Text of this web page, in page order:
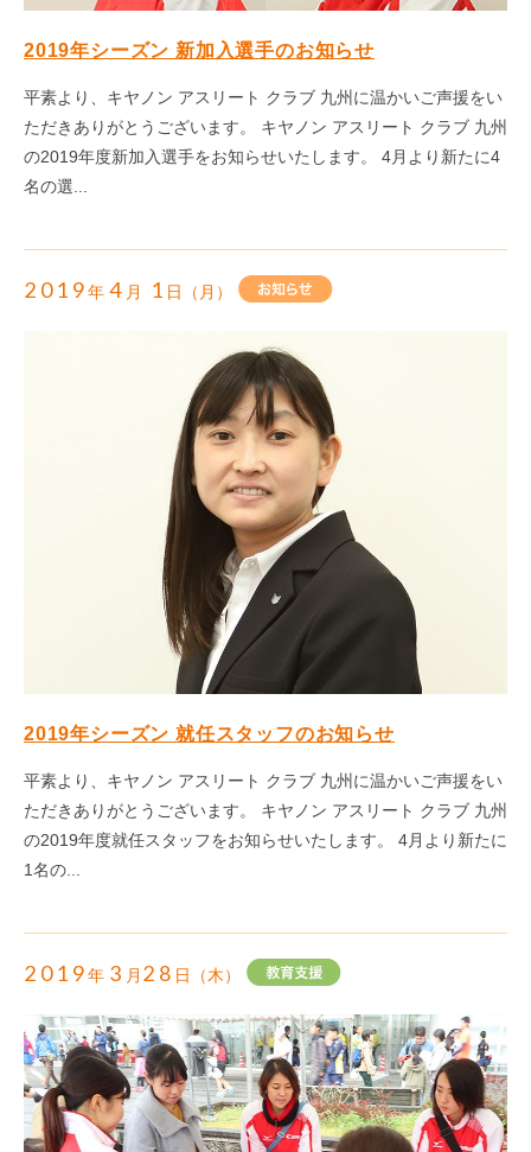
2019年シーズン 新加入選手のお知らせ
平素より、キヤノン アスリート クラブ 九州に温かいご声援をい
ただきありがとうございます。 キヤノン アスリート クラブ 九州
の2019年度新加入選手をお知らせいたします。 4月より新たに4
名の選...
2019年4 月 1 日（月）
2019年シーズン 就任スタッフのお知らせ
平素より、キヤノン アスリート クラブ 九州に温かいご声援をい
ただきありがとうございます。 キヤノン アスリート クラブ 九州
の2019年度就任スタッフをお知らせいたします。 4月より新たに
1名の...
2019年 3 月 28 日（木）